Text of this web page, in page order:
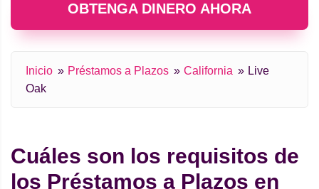
OBTENGA DINERO AHORA
Inicio Préstamos a Plazos California
Live
Oak
Cuáles son los requisitos de
los Préstamos a Plazos en